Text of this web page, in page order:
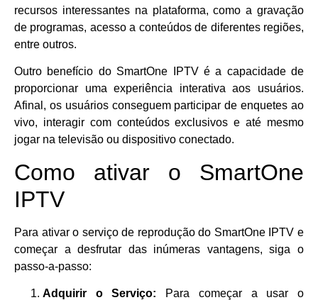
recursos interessantes na plataforma, como a gravação
de programas, acesso a conteúdos de diferentes regiões,
entre outros.
Outro benefício do SmartOne IPTV é a capacidade de
proporcionar uma experiência interativa aos usuários.
Afinal, os usuários conseguem participar de enquetes ao
vivo, interagir com conteúdos exclusivos e até mesmo
jogar na televisão ou dispositivo conectado.
Como ativar o SmartOne
IPTV
Para ativar o serviço de reprodução do SmartOne IPTV e
começar a desfrutar das inúmeras vantagens, siga o
passo-a-passo:
Adquirir o Serviço: Para começar a usar o